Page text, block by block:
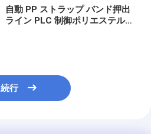
自動 PP ストラップ バンド押出
ライン PLC 制御ポリエステル
続行